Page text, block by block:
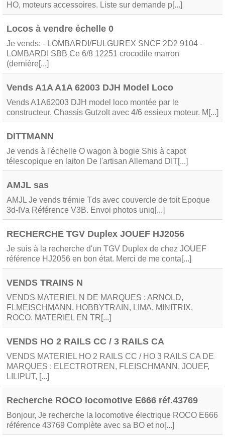
HO, moteurs accessoires. Liste sur demande p[...]
Locos à vendre échelle 0
Je vends: - LOMBARDI/FULGUREX SNCF 2D2 9104 -
LOMBARDI SBB Ce 6/8 12251 crocodile marron
(dernière[...]
Vends A1A A1A 62003 DJH Model Loco
Vends A1A62003 DJH model loco montée par le
constructeur. Chassis Gutzolt avec 4/6 essieux moteur. M[...]
DITTMANN
Je vends à l'échelle O wagon à bogie Shis à capot
télescopique en laiton De l'artisan Allemand DIT[...]
AMJL sas
AMJL Je vends trémie Tds avec couvercle de toit Epoque
3d-IVa Référence V3B. Envoi photos uniq[...]
RECHERCHE TGV Duplex JOUEF HJ2056
Je suis à la recherche d'un TGV Duplex de chez JOUEF
référence HJ2056 en bon état. Merci de me conta[...]
VENDS TRAINS N
VENDS MATERIEL N DE MARQUES : ARNOLD,
FLMEISCHMANN, HOBBYTRAIN, LIMA, MINITRIX,
ROCO. MATERIEL EN TR[...]
VENDS HO 2 RAILS CC / 3 RAILS CA
VENDS MATERIEL HO 2 RAILS CC / HO 3 RAILS CA DE
MARQUES : ELECTROTREN, FLEISCHMANN, JOUEF,
LILIPUT, [...]
Recherche ROCO locomotive E666 réf.43769
Bonjour, Je recherche la locomotive électrique ROCO E666
référence 43769 Complète avec sa BO et no[...]